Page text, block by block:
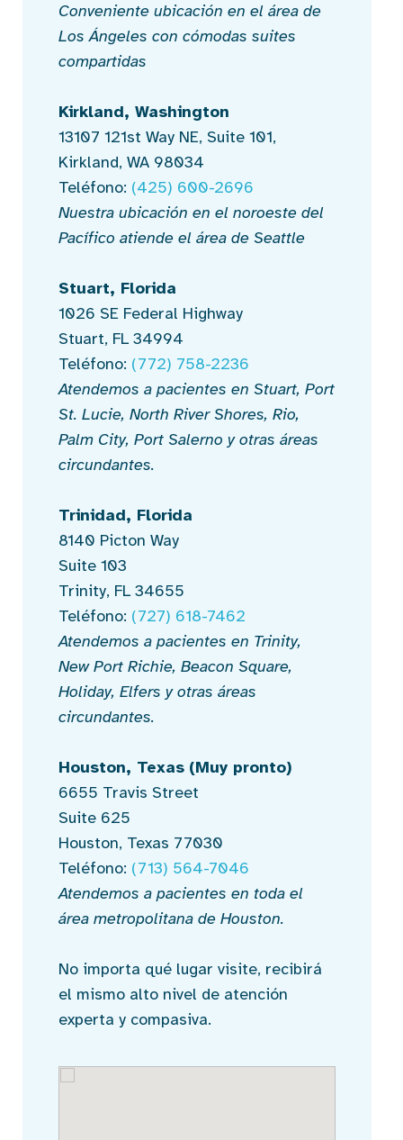
Conveniente ubicación en el área de
Los Ángeles con cómodas suites
compartidas
Kirkland, Washington
13107 121st Way NE, Suite 101,
Kirkland, WA 98034
Teléfono: (425) 600-2696
Nuestra ubicación en el noroeste del
Pacífico atiende el área de Seattle
Stuart, Florida
1026 SE Federal Highway
Stuart, FL 34994
Teléfono: (772) 758-2236
Atendemos a pacientes en Stuart, Port
St. Lucie, North River Shores, Rio,
Palm City, Port Salerno y otras áreas
circundantes.
Trinidad, Florida
8140 Picton Way
Suite 103
Trinity, FL 34655
Teléfono: (727) 618-7462
Atendemos a pacientes en Trinity,
New Port Richie, Beacon Square,
Holiday, Elfers y otras áreas
circundantes.
Houston, Texas (Muy pronto)
6655 Travis Street
Suite 625
Houston, Texas 77030
Teléfono: (713) 564-7046
Atendemos a pacientes en toda el
área metropolitana de Houston.
No importa qué lugar visite, recibirá
el mismo alto nivel de atención
experta y compasiva.